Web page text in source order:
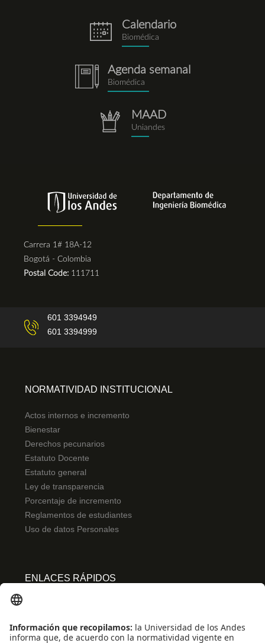
eventos.png
Calendario
Biomédica
notebook.png
Agenda semanal
Biomédica
repositorio.png
MAAD
Uniandes
Carrera 1# 18A-12
Bogotá - Colombia
Postal Code: 111711
601 3394949
601 3394999
NORMATIVIDAD INSTITUCIONAL
Actos internos e incremento
Bienestar
Derechos pecunarios
Estatuto Docente
Estatuto general
Ley de transparencia
Porcentaje de incremento
Reglamentos de estudiantes
Uso de datos Personales
ENLACES RÁPIDOS
Convivencia y transparencia